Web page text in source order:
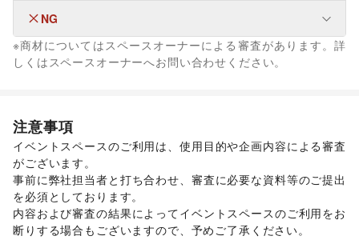
ユニセックス
/ジュエリー・アクセサリー/メガネ・アイウェア/ 腕時計/
靴/バッグ・革小物/ファッション雑貨/ 和服・着物
軽食・ホットスナック
ワイン・洋酒/日本酒・焼酎・地酒/食材・調味料/
物産展・マルシェ
野菜・果物・生鮮食品/その他フード・飲食
インテリア・生活雑貨
インテリア/寝具・ベッド/ 家具・家電
キッチン雑貨・調理器具/掃除用品・生活便利品/ 文房具
なしNG
生活サービス
ウォーターサーバー
※商材についてはスペースオーナーによる審査があります。詳
しくはスペースオーナーへお問い合わせください。
注意事項
イベントスペースのご利用は、使用目的や企画内容による審査
がございます。
事前に弊社担当者と打ち合わせ、審査に必要な資料等のご提出
を必須としております。
内容および審査の結果によってイベントスペースのご利用をお
断りする場合もございますので、予めご了承ください。